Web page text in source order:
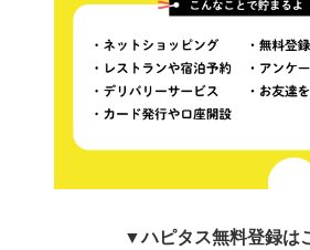
▼ハピタス無料登録は